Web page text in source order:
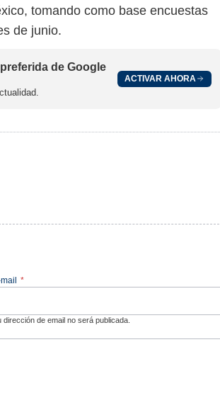
tomando como base encuestas
de junio.
de Google
ACTIVAR AHORA
*
dirección de email no será publicada.